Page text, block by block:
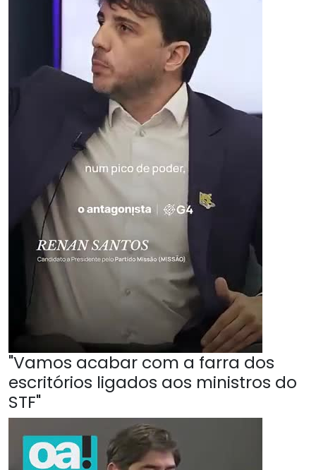
"Vamos acabar com a farra dos
escritórios ligados aos ministros do
STF"